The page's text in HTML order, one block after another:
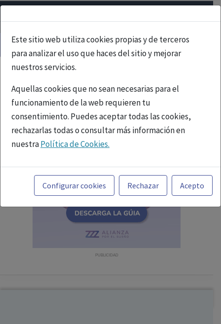
Este sitio web utiliza cookies propias y de terceros
para analizar el uso que haces del sitio y mejorar
nuestros servicios.
Aquellas cookies que no sean necesarias para el
funcionamiento de la web requieren tu
consentimiento. Puedes aceptar todas las cookies,
rechazarlas todas o consultar más información en
nuestraPolítica de Cookies.
Toda la información incluida en la Página Web está
referida a productos del mercado español y, por
tanto, dirigida a profesionales sanitarios legalmente
facultados para prescribir o dispensar medicamentos
con ejercicio profesional. La información técnica de los
fármacos se facilita a título meramente informativo,
Configurar cookies Rechazar Acepto
PUBLICIDAD